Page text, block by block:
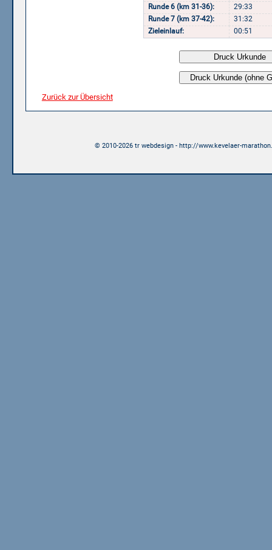
Runde 6 (km 31-36):
29:33
Runde 7 (km 37-42):
31:32
Zieleinlauf:
00:51
Zurück zur Übersicht
© 2010-2026 tr webdesign - http://www.kevelaer-